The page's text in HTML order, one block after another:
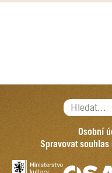
Hledat...
Osobní
Spravovat